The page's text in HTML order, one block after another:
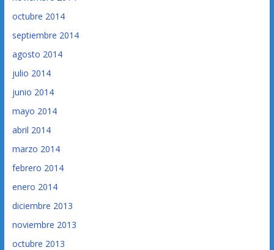
octubre 2014
septiembre 2014
agosto 2014
julio 2014
junio 2014
mayo 2014
abril 2014
marzo 2014
febrero 2014
enero 2014
diciembre 2013
noviembre 2013
octubre 2013